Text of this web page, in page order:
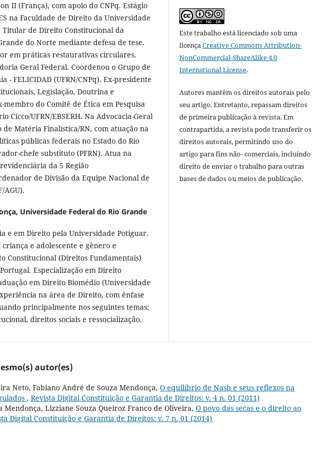
II (França), com apoio do CNPq. Estágio
na Faculdade de Direito da Universidade
Titular de Direito Constitucional da
do Norte mediante defesa de tese.
em práticas restaurativas circulares.
Geral Federal. Coordenou o Grupo de
- FELICIDAD (UFRN/CNPq). Ex-presidente
Legislação, Doutrina e
membro do Comitê de Ética em Pesquisa
Cicco/UFRN/EBSERH. Na Advocacia-Geral
Matéria Finalística/RN, com atuação na
públicas federais no Estado do Rio
chefe substituto (PFRN). Atua na
da 5 Região
de Divisão da Equipe Nacional de
AGU).
Universidade Federal do Rio Grande
e em Direito pela Universidade Potiguar.
e adolescente e gênero e
Constitucional (Direitos Fundamentais)
Especialização em Direito
em Direito Biomédio (Universidade
na área de Direito, com ênfase
principalmente nos seguintes temas:
direitos sociais e ressocialização.
Este trabalho está licenciado sob uma
licençaCreative Commons Attribution-
NonCommercial-ShareAlike 4.0
International License.
Autores mantêm os direitos autorais pelo
seu artigo. Entretanto, repassam direitos
de primeira publicação à revista. Em
contrapartida, a revista pode transferir os
direitos autorais, permitindo uso do
artigo para fins não- comerciais, incluindo
direito de enviar o trabalho para outras
bases de dados ou meios de publicação.
autor(es)
Neto, Fabiano André de Souza Mendonça, O equilíbrio de Nash e seus reflexos na
, Revista Digital Constituição e Garantia de Direitos: v. 4 n. 01 (2011)
Mendonça, Lizziane Souza Queiroz Franco de Oliveira, O povo das secas e o direito ao
Digital Constituição e Garantia de Direitos: v. 7 n. 01 (2014)